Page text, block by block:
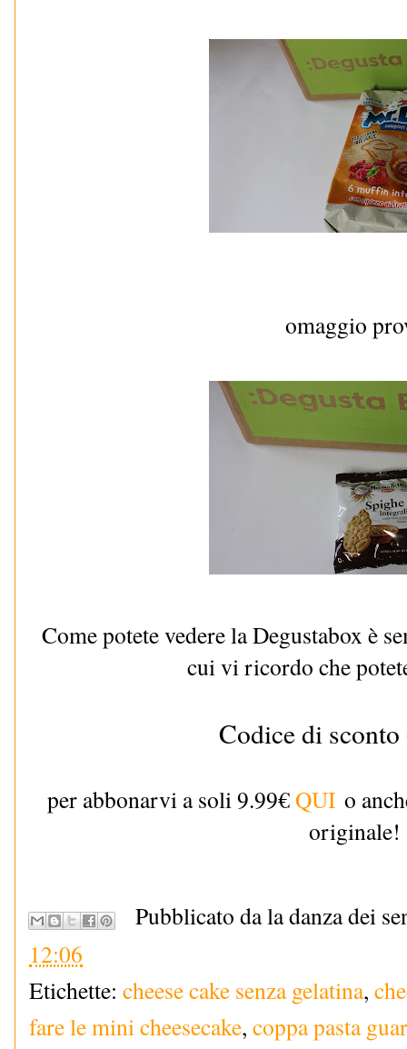
omaggio
Come potete vedere la Degustabox è
cui vi ricordo che
Codice di sconto
per abbonarvi a soli 9.99€QUI o
originale!
Pubblicato da la danza dei
12:06
Etichette: cheese cake senza gelatina,
fare le mini cheesecake, coppa pasta